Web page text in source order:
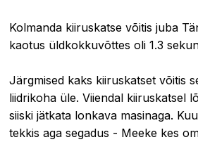
Kolmanda kiiruskatse võitis juba
kaotus üldkokkuvõttes oli 1.3
Järgmised kaks kiiruskatset võitis
liidrikoha üle. Viiendal kiiruskatsel
siiski jätkata lonkava masinaga.
tekkis aga segadus - Meeke kes